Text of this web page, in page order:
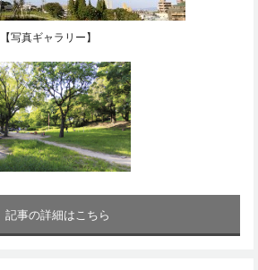
【写真ギャラリー】
記事の詳細はこちら